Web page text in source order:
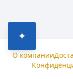
✦
О компании